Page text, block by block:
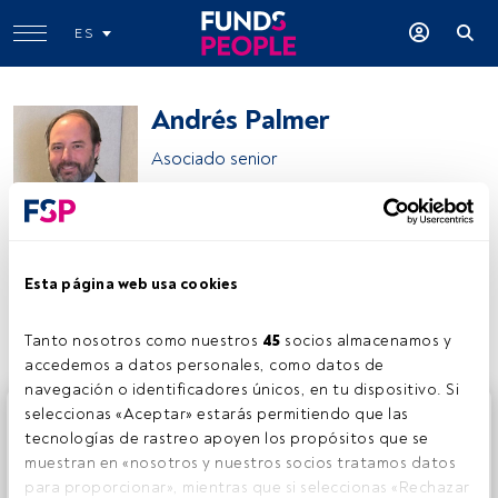
Esta página web usa cookies
Tanto nosotros como nuestros 45 socios almacenamos y
accedemos a datos personales, como datos de
navegación o identificadores únicos, en tu dispositivo. Si
seleccionas «Aceptar» estarás permitiendo que las
tecnologías de rastreo apoyen los propósitos que se
muestran en «nosotros y nuestros socios tratamos datos
para proporcionar», mientras que si seleccionas «Rechazar
ES
Andrés Palmer
Asociado senior
Compartir:
Este es un artículo exclusivo para los usuarios registrados
de FundsPeople. Si ya estás registrado, accede desde el
botón Login. Si aún no tienes cuenta, te invitamos a
registrarte y disfrutar de todo el universo que ofrece